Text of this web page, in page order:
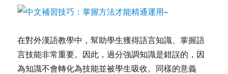
在對外漢語教學中，幫助學生獲得語言知識、掌握語
言技能非常重要。因此，過分強調知識是錯誤的，因
為知識不會轉化為技能並被學生吸收。同樣的意義